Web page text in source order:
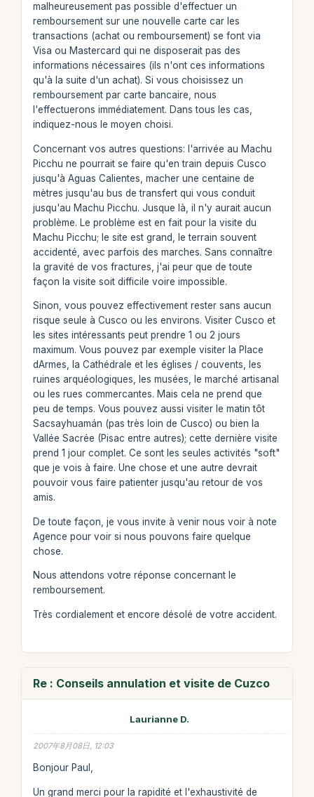
malheureusement pas possible d'effectuer un
remboursement sur une nouvelle carte car les
transactions (achat ou remboursement) se font via
Visa ou Mastercard qui ne disposerait pas des
informations nécessaires (ils n'ont ces informations
qu'à la suite d'un achat). Si vous choisissez un
remboursement par carte bancaire, nous
l'effectuerons immédiatement. Dans tous les cas,
indiquez-nous le moyen choisi.
Concernant vos autres questions: l'arrivée au Machu
Picchu ne pourrait se faire qu'en train depuis Cusco
jusqu'à Aguas Calientes, macher une centaine de
mètres jusqu'au bus de transfert qui vous conduit
jusqu'au Machu Picchu. Jusque là, il n'y aurait aucun
problème. Le problème est en fait pour la visite du
Machu Picchu; le site est grand, le terrain souvent
accidenté, avec parfois des marches. Sans connaître
la gravité de vos fractures, j'ai peur que de toute
façon la visite soit difficile voire impossible.
Sinon, vous pouvez effectivement rester sans aucun
risque seule à Cusco ou les environs. Visiter Cusco et
les sites intéressants peut prendre 1 ou 2 jours
maximum. Vous pouvez par exemple visiter la Place
dArmes, la Cathédrale et les églises / couvents, les
ruines arquéologiques, les musées, le marché artisanal
ou les rues commercantes. Mais cela ne prend que
peu de temps. Vous pouvez aussi visiter le matin tôt
Sacsayhuamán (pas très loin de Cusco) ou bien la
Vallée Sacrée (Pisac entre autres); cette dernière visite
prend 1 jour complet. Ce sont les seules activités "soft"
que je vois à faire. Une chose et une autre devrait
pouvoir vous faire patienter jusqu'au retour de vos
amis.
De toute façon, je vous invite à venir nous voir à note
Agence pour voir si nous pouvons faire quelque
chose.
Nous attendons votre réponse concernant le
remboursement.
Très cordialement et encore désolé de votre accident.
Re : Conseils annulation et visite de Cuzco
Laurianne D.
2007年8月08日, 12:03
Bonjour Paul,
Un grand merci pour la rapidité et l'exhaustivité de